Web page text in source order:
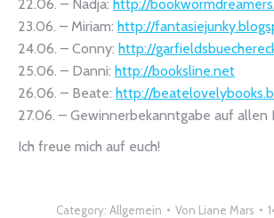
22.06. – Nadja: http://
23.06. – Miriam: http://
24.06. – Conny: http://
25.06. – Danni: http://booksline.net
26.06. – Beate: http://
27.06. – Gewinnerbekanntgabe auf allen
Ich freue mich auf euch!
Category: Allgemein Von Liane Mars